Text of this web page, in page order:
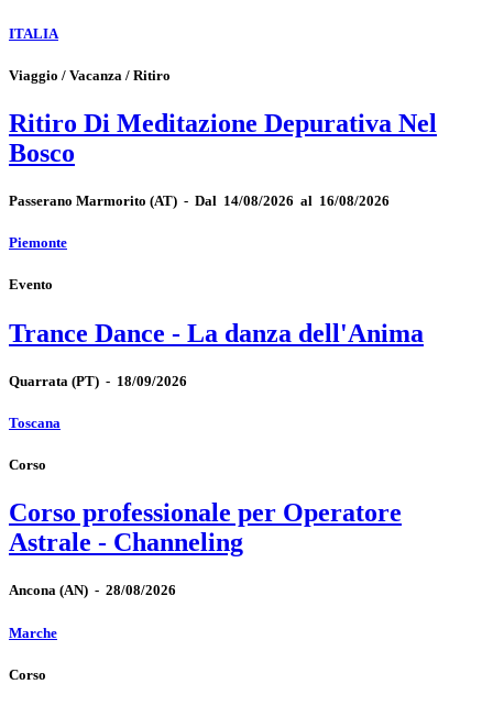
ITALIA
Viaggio / Vacanza / Ritiro
Ritiro Di Meditazione Depurativa Nel
Bosco
Passerano Marmorito (AT) - Dal 14/08/2026 al 16/08/2026
Piemonte
Evento
Trance Dance - La danza dell'Anima
Quarrata (PT) - 18/09/2026
Toscana
Corso
Corso professionale per Operatore
Astrale - Channeling
Ancona (AN) - 28/08/2026
Marche
Corso